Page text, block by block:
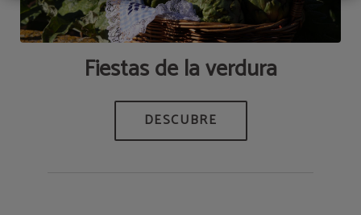
Fiestas de la verdura